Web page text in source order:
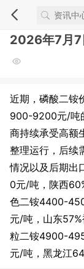
2026年7月7
近期，磷酸二铵
900-9200元/吨
商持续承受高额
整理运行，后续
情况以及后期出
0元/吨，陕西
色二铵4400-
元/吨，山东
粒二铵4900-
元/吨，黑龙江